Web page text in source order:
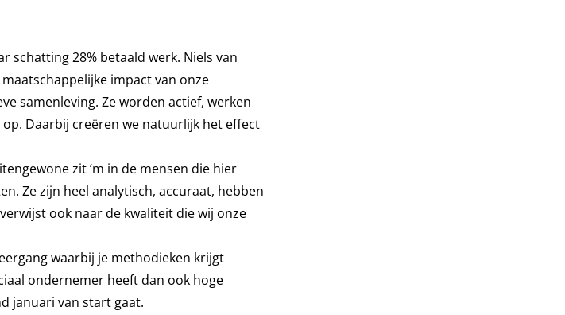
schatting 28% betaald werk. Niels van
impact van onze
samenleving. Ze worden actief, werken
Daarbij creëren we natuurlijk het effect
zit ‘m in de mensen die hier
Ze zijn heel analytisch, accuraat, hebben
ook naar de kwaliteit die wij onze
waarbij je methodieken krijgt
ondernemer heeft dan ook hoge
januari van start gaat.